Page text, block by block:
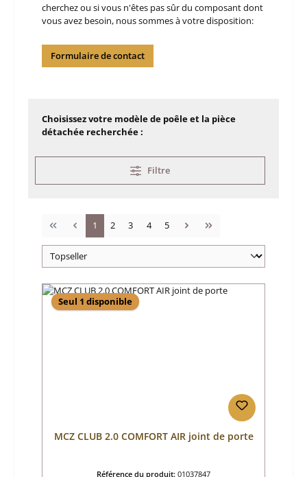
cherchez ou si vous n'êtes pas sûr du composant dont
vous avez besoin, nous sommes à votre disposition:
Formulaire de contact
Choisissez votre modèle de poêle et la pièce
détachée recherchée :
Filtre
Page
1 Page
2 Page
3 Page
4 Page
5
Seul 1 disponible
MCZ CLUB 2.0 COMFORT AIR joint de porte
Référence du produit: 01037847